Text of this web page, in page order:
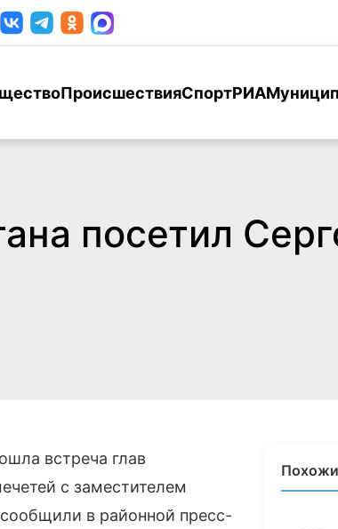
ПроисшествияСпортРИА
посетил
встреча глав
с заместителем
в районной пресс-